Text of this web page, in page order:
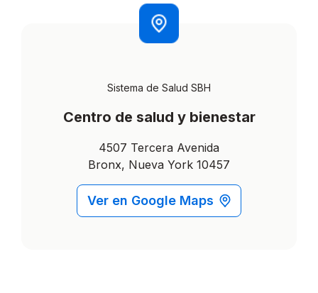
Sistema de Salud SBH
Centro de salud y bienestar
4507 Tercera Avenida
Bronx, Nueva York 10457
Ver en Google Maps